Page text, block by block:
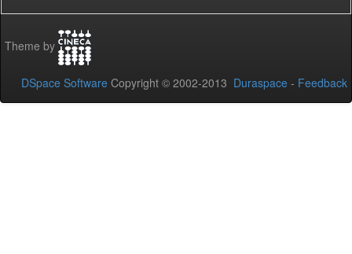
Theme by
DSpace Software Copyright © 2002-2013 Duraspace - Feedback